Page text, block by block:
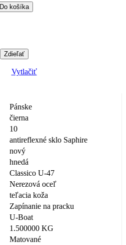
Do košíka
Zdieľať
Vytlačiť
Pánske
čierna
10
antireflexné sklo Saphire
nový
hnedá
Classico U-47
Nerezová oceľ
teľacia koža
Zapínanie na pracku
U-Boat
1.500000 KG
Matované